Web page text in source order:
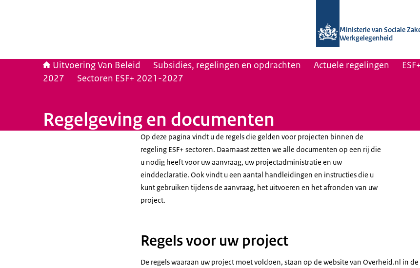
Ministerie van Sociale
Werkgelegenheid
Uitvoering Van Beleid Subsidies, regelingen en opdrachten Actuele regelingen
2027
Sectoren ESF+ 2021-2027
Regelgeving en documenten
Op deze pagina vindt u de regels die gelden voor projecten binnen de
regeling ESF+ sectoren. Daarnaast zetten we alle documenten op een rij die
u nodig heeft voor uw aanvraag, uw projectadministratie en uw
einddeclaratie. Ook vindt u een aantal handleidingen en instructies die u
kunt gebruiken tijdens de aanvraag, het uitvoeren en het afronden van uw
project.
Regels voor uw project
De regels waaraan uw project moet voldoen, staan op de website van Overheid.nl in de